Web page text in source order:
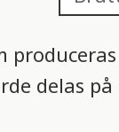
delas